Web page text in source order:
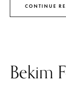
CONTINUE
Bekim